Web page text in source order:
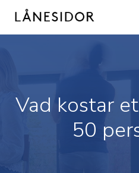
content
Vad kostar
50